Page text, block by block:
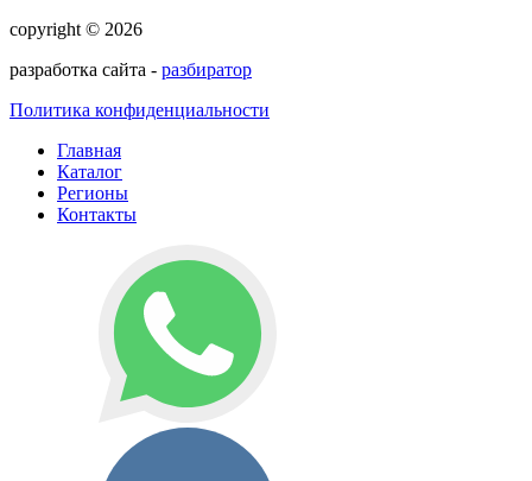
copyright © 2026
разработка сайта - разбиратор
Политика конфиденциальности
Главная
Каталог
Регионы
Контакты